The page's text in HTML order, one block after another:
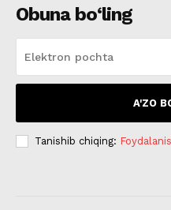
Obuna bo‘ling
A'ZO
Tanishib chiqing: